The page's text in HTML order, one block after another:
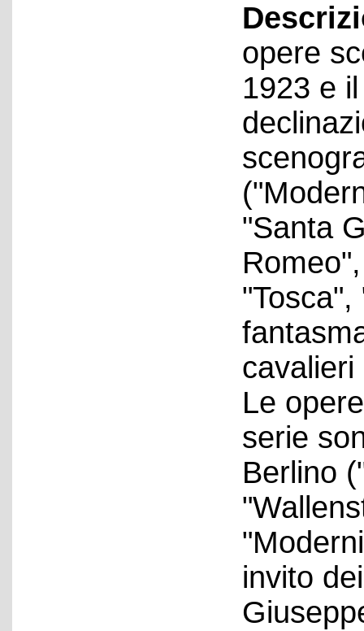
opere
1923 e
"Santa
Le
serie
Berlino
invito